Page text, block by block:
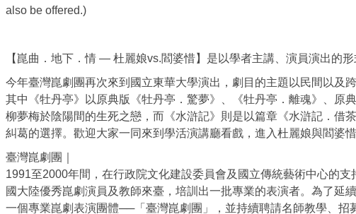
also be offered.)
【崑曲．地下．情 — 杜麗娘vs.閻婆惜】是以學者主講、演員演出的
今年臺灣崑劇團再次來到國立東華大學演出，劇目的主題以民間以及
其中《牡丹亭》以原典版《牡丹亭．驚夢》、《牡丹亭．離魂》、原
柳夢梅於陰陽間的生死之戀，而《水滸記》則是以篇章《水滸記．借
糾葛的選擇。歡迎大家一同來到學活演講廳看戲，進入杜麗娘與閻婆
臺灣崑劇團｜
1991至2000年間，在行政院文化建設委員會及國立傳統藝術中心的
國大陸優秀崑劇演員及教師來臺，培訓出一批專業的表演者。為了延
一個專業崑劇表演團體──「臺灣崑劇團」，並持續聘請名師教學、